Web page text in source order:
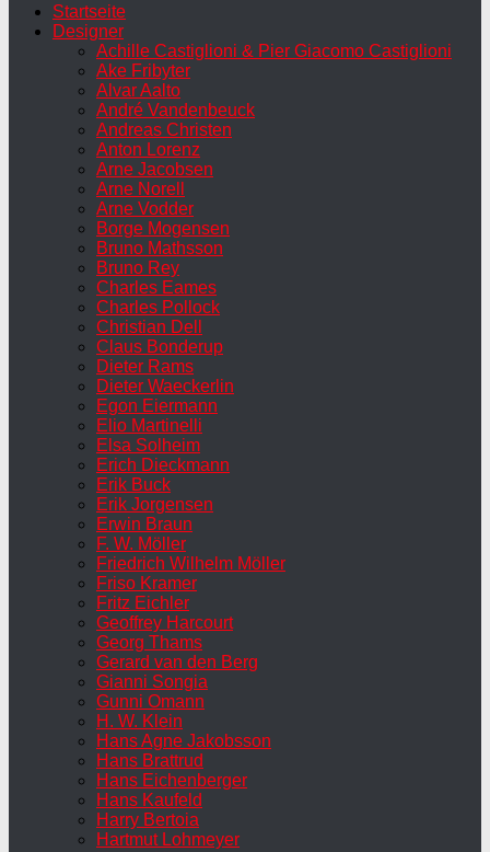
Startseite
Designer
Achille Castiglioni & Pier Giacomo Castiglioni
Ake Fribyter
Alvar Aalto
André Vandenbeuck
Andreas Christen
Anton Lorenz
Arne Jacobsen
Arne Norell
Arne Vodder
Borge Mogensen
Bruno Mathsson
Bruno Rey
Charles Eames
Charles Pollock
Christian Dell
Claus Bonderup
Dieter Rams
Dieter Waeckerlin
Egon Eiermann
Elio Martinelli
Elsa Solheim
Erich Dieckmann
Erik Buck
Erik Jorgensen
Erwin Braun
F. W. Möller
Friedrich Wilhelm Möller
Friso Kramer
Fritz Eichler
Geoffrey Harcourt
Georg Thams
Gerard van den Berg
Gianni Songia
Gunni Omann
H. W. Klein
Hans Agne Jakobsson
Hans Brattrud
Hans Eichenberger
Hans Kaufeld
Harry Bertoia
Hartmut Lohmeyer